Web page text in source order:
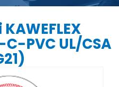
C-PVC UL/CSA